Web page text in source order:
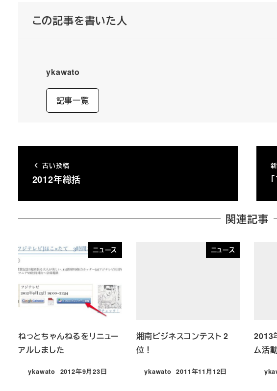
この記事を書いた人
ykawato
記事一覧
古い投稿
2012年総括
関連記事
ニュース
ねっとちゃんねるをリニュー
アルしました
ykawato
投稿日
2012年9月23日
ニュース
湘南ビジネスコンテスト 2
位！
ykawato
投稿日
2011年11月12日
2013
ム活